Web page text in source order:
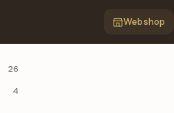
Webshop
26
4 FM parfümök